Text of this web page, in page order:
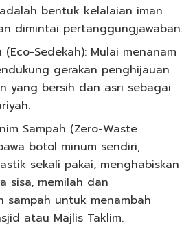
bentuk kelalaian iman
dimintai pertanggungjawaban.
Sedekah): Mulai menanam
gerakan penghijauan
yang bersih dan asri sebagai
Sampah (Zero-Waste
botol minum sendiri,
sekali pakai, menghabiskan
sisa, memilah dan
sampah untuk menambah
atau Majlis Taklim.